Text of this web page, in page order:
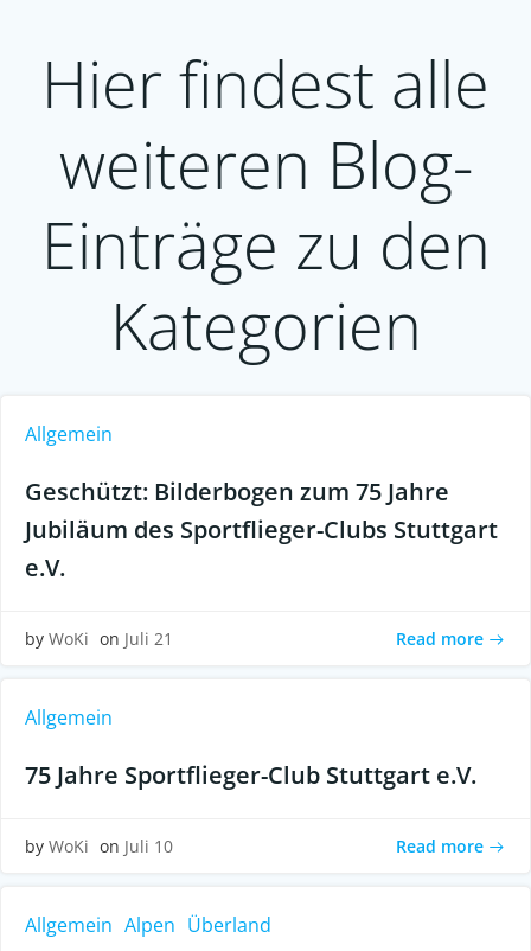
Hier findest alle
weiteren Blog-
Einträge zu den
Kategorien
Allgemein
Geschützt: Bilderbogen zum 75 Jahre
Jubiläum des Sportflieger-Clubs Stuttgart
e.V.
by WoKi on Juli 21 Read more
Allgemein
75 Jahre Sportflieger-Club Stuttgart e.V.
by WoKi on Juli 10 Read more
Allgemein Alpen Überland